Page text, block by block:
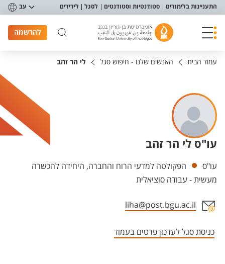
תפריט נגישות
התעניינות בלימודים סטודנטיות וסטודנטים לסגל לידידים עב
להרשמה
עמוד הבית האנשים שלנו - חיפוש סגל לי הר זהב
עו"ס לי הר זהב
יחידות
עו"ס
הפקולטה למדעי הרוח והחברה, היחידה להכשרה
מעשית - עבודה סוציאלית
liha@post.bgu.ac.il
כניסת סגל לעדכון פרטים בעמוד